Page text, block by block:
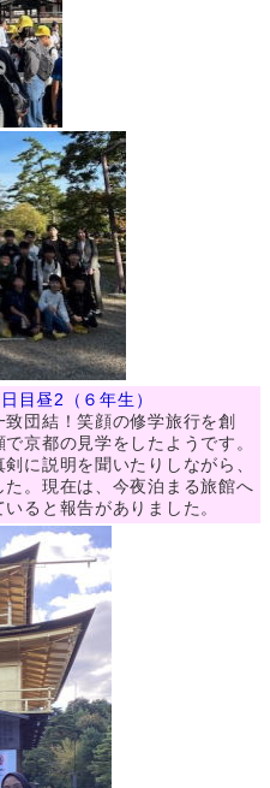
昼2（６年生）
団結！笑顔の修学旅行を創
京都の見学をしたようです。
に説明を聞いたりしながら、
。現在は、今夜泊まる旅館へ
ると報告がありました。